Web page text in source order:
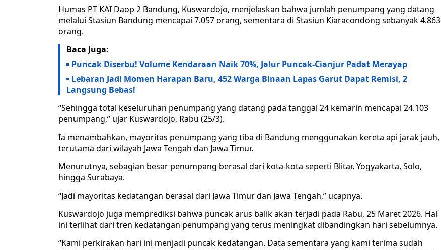
Humas PT KAI Daop 2 Bandung, Kuswardojo, menjelaskan bahwa jumlah penumpang yang datang
melalui Stasiun Bandung mencapai 7.057 orang, sementara di Stasiun Kiaracondong sebanyak 4.863
orang.
Baca Juga:
Puncak Diserbu! Volume Kendaraan Naik 70%, Jalur Puncak-Cianjur Padat Merayap
Lebaran Jadi Momen Harapan Baru, 452 Warga Binaan Lapas Garut Dapat Remisi, 2
Langsung Bebas!
“Sehingga total keseluruhan penumpang yang datang pada tanggal 24 kemarin mencapai 24.103
penumpang,” ujar Kuswardojo, Rabu (25/3).
Ia menambahkan, mayoritas penumpang yang tiba di Bandung menggunakan kereta api jarak jauh,
terutama dari wilayah Jawa Tengah dan Jawa Timur.
Menurutnya, sebagian besar penumpang berasal dari kota-kota seperti Blitar, Yogyakarta, Solo,
hingga Surabaya.
“Jadi mayoritas kedatangan berasal dari Jawa Timur dan Jawa Tengah,” ucapnya.
Kuswardojo juga memprediksi bahwa puncak arus balik akan terjadi pada Rabu, 25 Maret 2026. Hal
ini terlihat dari tren kedatangan penumpang yang terus meningkat dibandingkan hari sebelumnya.
“Kami perkirakan hari ini menjadi puncak kedatangan. Data sementara yang kami terima sudah